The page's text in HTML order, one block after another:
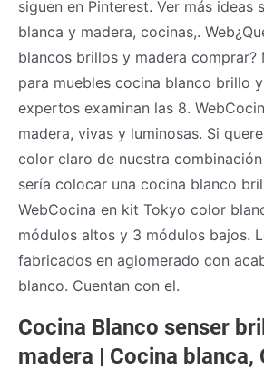
siguen en Pinterest. Ver más ideas
blanca y madera, cocinas,.
blancos brillos y madera comprar?
para muebles cocina blanco brillo
expertos examinan las 8.
madera, vivas y luminosas. Si
color claro de nuestra
sería colocar una cocina blanco
WebCocina en kit Tokyo color
módulos altos y 3 módulos bajos.
fabricados en aglomerado con
blanco. Cuentan con el.
Cocina Blanco senser
madera | Cocina blanca,